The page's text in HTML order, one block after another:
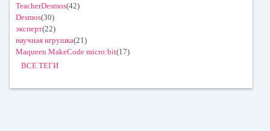
TeacherDesmos(42)
Desmos(30)
эксперт(22)
научная игрушка(21)
Maqueen MakeCode micro:bit(17)
ВСЕ ТЕГИ